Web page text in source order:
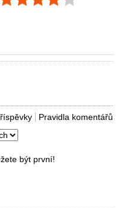
Pravidla komentářů
být první!